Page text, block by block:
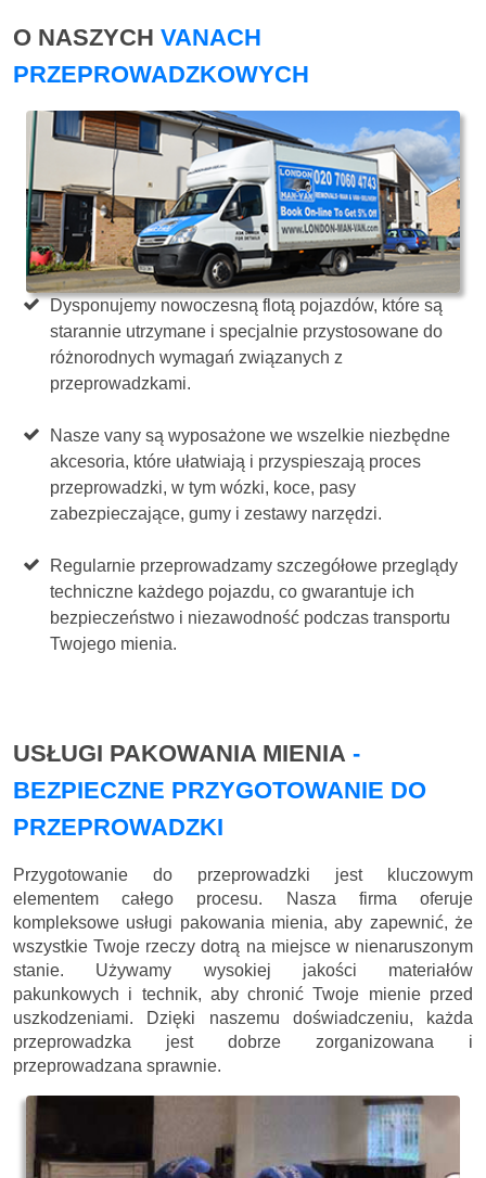
O NASZYCH VANACH
PRZEPROWADZKOWYCH
Dysponujemy nowoczesną flotą pojazdów, które są
starannie utrzymane i specjalnie przystosowane do
różnorodnych wymagań związanych z
przeprowadzkami.
Nasze vany są wyposażone we wszelkie niezbędne
akcesoria, które ułatwiają i przyspieszają proces
przeprowadzki, w tym wózki, koce, pasy
zabezpieczające, gumy i zestawy narzędzi.
Regularnie przeprowadzamy szczegółowe przeglądy
techniczne każdego pojazdu, co gwarantuje ich
bezpieczeństwo i niezawodność podczas transportu
Twojego mienia.
USŁUGI PAKOWANIA MIENIA -
BEZPIECZNE PRZYGOTOWANIE DO
PRZEPROWADZKI
Przygotowanie do przeprowadzki jest kluczowym
elementem całego procesu. Nasza firma oferuje
kompleksowe usługi pakowania mienia, aby zapewnić, że
wszystkie Twoje rzeczy dotrą na miejsce w nienaruszonym
stanie. Używamy wysokiej jakości materiałów
pakunkowych i technik, aby chronić Twoje mienie przed
uszkodzeniami. Dzięki naszemu doświadczeniu, każda
przeprowadzka jest dobrze zorganizowana i
przeprowadzana sprawnie.